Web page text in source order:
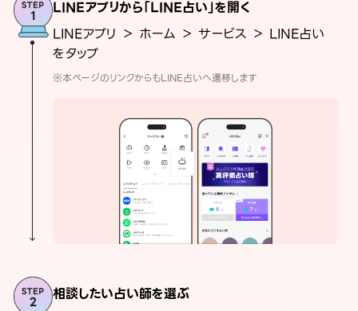
LINEアプリから「LINE占い」を開く
LINEアプリ ＞ ホーム ＞ サービス ＞ LINE占い
をタップ
※本ページのリンクからもLINE占いへ遷移します
相談したい占い師を選ぶ